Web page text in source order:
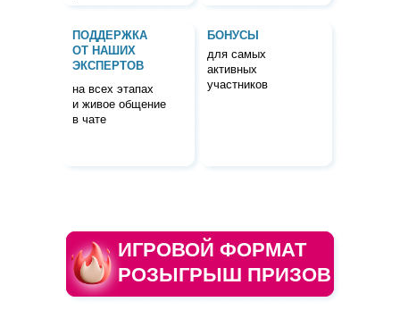
ПОДДЕРЖКА
ОТ НАШИХ
ЭКСПЕРТОВ
на всех этапах
и живое общение
в чате
БОНУСЫ
для самых
активных
участников
ИГРОВОЙ ФОРМАТ
РОЗЫГРЫШ ПРИЗОВ